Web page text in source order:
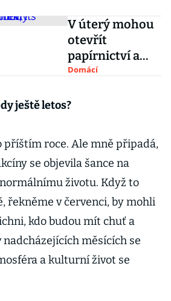
V úterý mohou
otevřít
papírnictví a
obchody s
oblečením,
Domácí
ještě letos?
příštím roce. Ale mně připadá,
se objevila šance na
životu. Když to
řekněme v červenci, by mohli
kdo budou mít chuť a
nadcházejících měsících se
a kulturní život se